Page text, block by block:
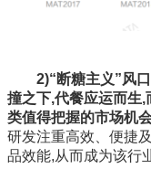
2)“断糖主义”风
撞之下,代餐应运而生
类值得把握的市场机会
研发注重高效、便捷
品效能,从而成为该行